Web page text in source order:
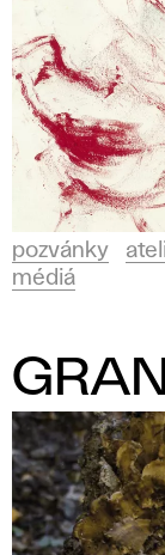
pozvánky
médiá